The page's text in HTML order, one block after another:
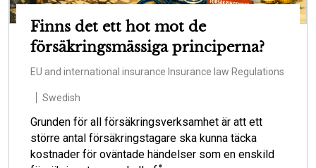
Finns det ett hot mot de
försäkringsmässiga principerna?
EU and international insurance Insurance law Regulations
Swedish
Grunden för all försäkringsverksamhet är att ett
större antal försäkringstagare ska kunna täcka
kostnader för oväntade händelser som en enskild